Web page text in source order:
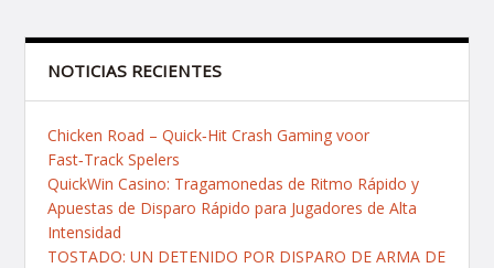
NOTICIAS RECIENTES
Chicken Road – Quick‑Hit Crash Gaming voor
Fast‑Track Spelers
QuickWin Casino: Tragamonedas de Ritmo Rápido y
Apuestas de Disparo Rápido para Jugadores de Alta
Intensidad
TOSTADO: UN DETENIDO POR DISPARO DE ARMA DE